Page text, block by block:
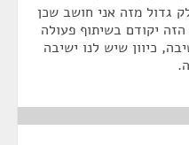
גדול מזה אני חושב שכן
יקודם בשיתוף פעולה
כיוון שיש לנו ישיבה